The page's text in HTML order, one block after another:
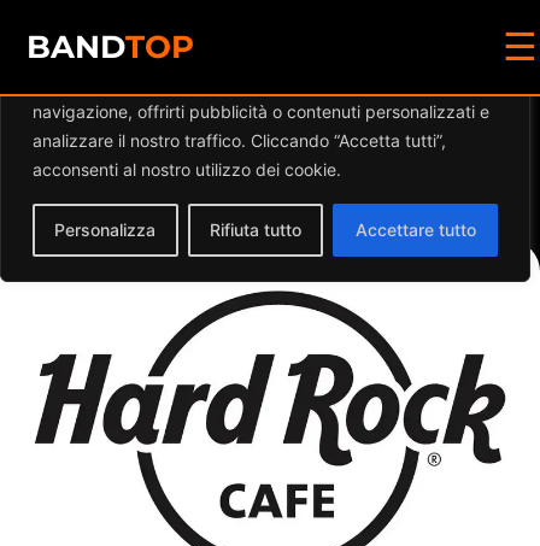
Diamo valore alla tua privacy
navigazione, offrirti pubblicità o contenuti personalizzati e
analizzare il nostro traffico. Cliccando “Accetta tutti”,
acconsenti al nostro utilizzo dei cookie.
Personalizza Rifiuta tutto Accettare tutto
BANDTOP ☰
Events by this
organizer